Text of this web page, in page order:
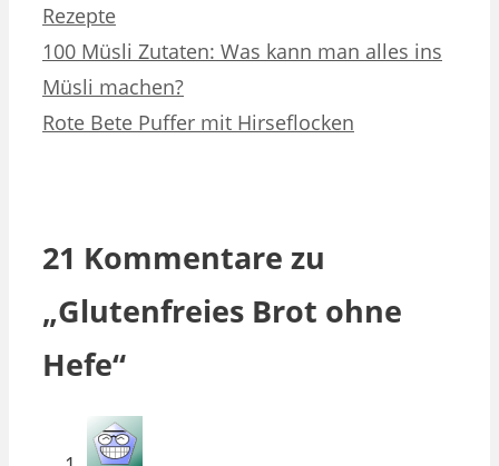
Rezepte
100 Müsli Zutaten: Was kann man alles ins
Müsli machen?
Rote Bete Puffer mit Hirseflocken
21 Kommentare zu
„Glutenfreies Brot ohne
Hefe“